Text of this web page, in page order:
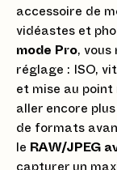
accessoire de
vidéastes et
mode Pro,
réglage : ISO,
et mise au point
aller encore
de formats
le RAW/JPEG
capturer un